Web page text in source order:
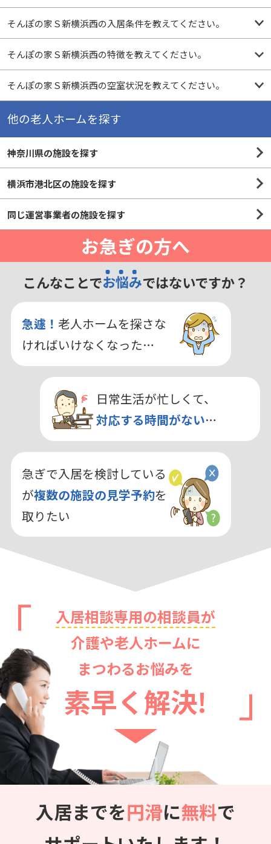
そんぽの家Ｓ新横浜西の入居条件を教えてください。
そんぽの家Ｓ新横浜西の特徴を教えてください。
そんぽの家Ｓ新横浜西の空室状況を教えてください。
他の老人ホームを探す
神奈川県の施設を探す
横浜市港北区の施設を探す
同じ運営事業者の施設を探す
お急ぎの方へ
こんなことでお悩みではないですか？
急遽！ 老人ホームを探さな
ければいけなくなった…
日常生活が忙しくて、
対応する時間がない…
急ぎで入居を検討している
が複数の施設の見学予約を
取りたい
入居相談専用の相談員が
介護や老人ホームに
まつわるお悩みを
素早く解決!
入居までを円滑に無料で